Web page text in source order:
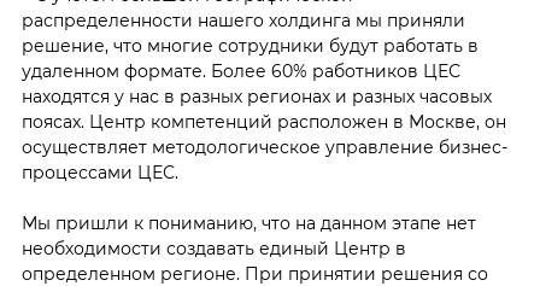
распределенности нашего холдинга мы приняли
решение, что многие сотрудники будут работать в
удаленном формате. Более 60% работников ЦЕС
находятся у нас в разных регионах и разных часовых
поясах. Центр компетенций расположен в Москве, он
осуществляет методологическое управление бизнес-
процессами ЦЕС.
Мы пришли к пониманию, что на данном этапе нет
необходимости создавать единый Центр в
определенном регионе. При принятии решения со